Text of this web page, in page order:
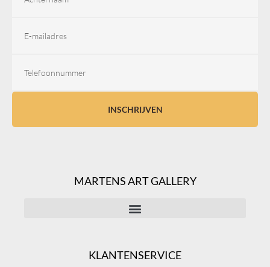
INSCHRIJVEN
MARTENS ART GALLERY
KLANTENSERVICE